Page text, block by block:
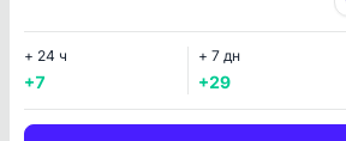
+ 24 ч
+7
+ 7 дн
+29